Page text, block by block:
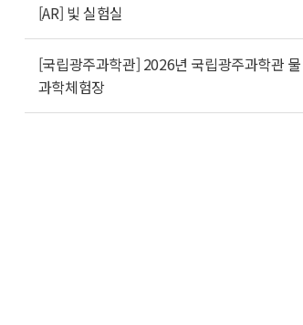
[AR] 빛 실험실
[국립광주과학관] 2026년 국립광주과학관 물
과학체험장